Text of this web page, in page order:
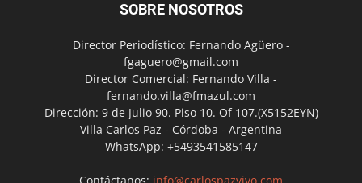
SOBRE NOSOTROS
Director Periodístico: Fernando Agüero -
fgaguero@gmail.com
Director Comercial: Fernando Villa -
fernando.villa@fmazul.com
Dirección: 9 de Julio 90. Piso 10. Of 107.(X5152EYN)
Villa Carlos Paz - Córdoba - Argentina
WhatsApp: +5493541585147